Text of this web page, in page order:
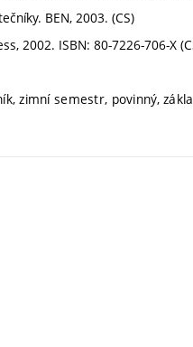
BEN, 2003. (CS)
2002. ISBN: 80-7226-706-X
zimní semestr, povinný,